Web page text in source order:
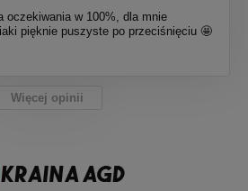
oczekiwania w 100%, dla mnie
pięknie puszyste po przeciśnięciu 🤩
Więcej opinii